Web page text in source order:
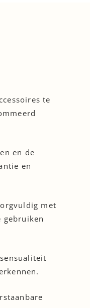
te
en de
en
met
gebruiken